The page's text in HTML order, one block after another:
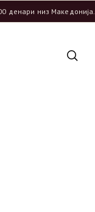
денари низ Македонија.